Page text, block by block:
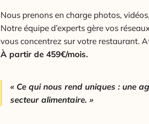
Nous prenons en charge photos,
Notre équipe d’experts gère vos
vous concentrez sur votre restaurant.
À partir de 459€/mois.
« Ce qui nous rend uniques : une
secteur alimentaire. »